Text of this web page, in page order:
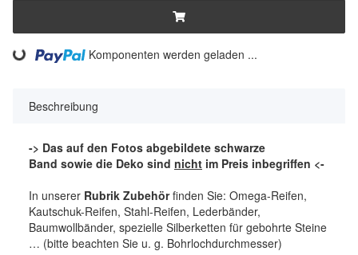
Komponenten werden geladen ...
Beschreibung
-> Das auf den Fotos abgebildete schwarze
Band sowie die Deko sind nicht im Preis inbegriffen <-
In unserer Rubrik Zubehörfinden Sie: Omega-Reifen,
Kautschuk-Reifen, Stahl-Reifen, Lederbänder,
Baumwollbänder, spezielle Silberketten für gebohrte Steine
… (bitte beachten Sie u. g. Bohrlochdurchmesser)